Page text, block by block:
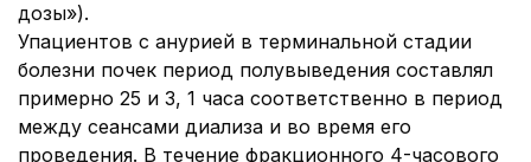
дозы»).
Упациентов с анурией в терминальной стадии
болезни почек период полувыведения составлял
примерно 25 и 3, 1 часа соответственно в период
между сеансами диализа и во время его
проведения. В течение фракционного 4-часового